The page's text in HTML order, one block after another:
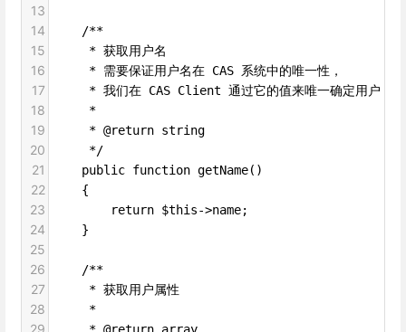
13
14
    /**
15
     * 获取用户名
16
     * 需要保证用户名在 CAS 系统中的唯一性，
17
     * 我们在 CAS Client 通过它的值来唯一确定用户
18
     *
19
     * @return string
20
     */
21
    public function getName()
22
    {
23
        return $this->name;
24
    }
25
26
    /**
27
     * 获取用户属性
28
     *
29